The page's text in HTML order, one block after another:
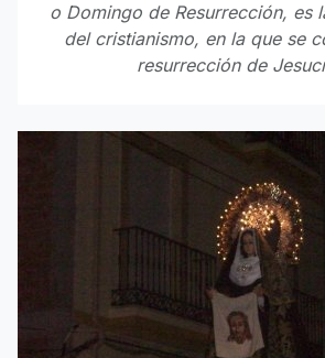
o Domingo de Resurrección, es
del cristianismo, en la que se
resurrección de